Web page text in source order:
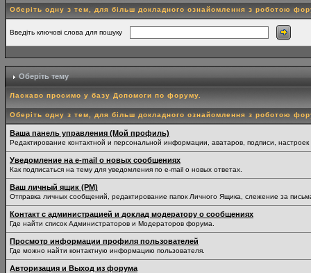
Оберіть одну з тем, для більш докладного ознайомлення з роботою
Введіть ключові слова для пошуку
Оберіть тему
Ласкаво просимо у базу Допомоги по форуму.
Оберіть одну з тем, для більш докладного ознайомлення з роботою
Ваша панель управления (Мой профиль)
Редактирование контактной и персональной информации, аватаров, подписи,
Уведомление на e-mail о новых сообщениях
Как подписаться на тему для уведомления по e-mail о новых ответах.
Ваш личный ящик (PM)
Отправка личных сообщений, редактирование папок Личного Ящика, слежение за
Контакт с администрацией и доклад модератору о сообщениях
Где найти список Администраторов и Модераторов форума.
Просмотр информации профиля пользователей
Где можно найти контактную информацию пользователя.
Авторизация и Выход из форума